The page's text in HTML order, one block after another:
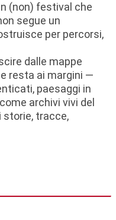
(non) festival che
segue un
per percorsi,
dalle mappe
resta ai margini —
paesaggi in
archivi vivi del
tracce,